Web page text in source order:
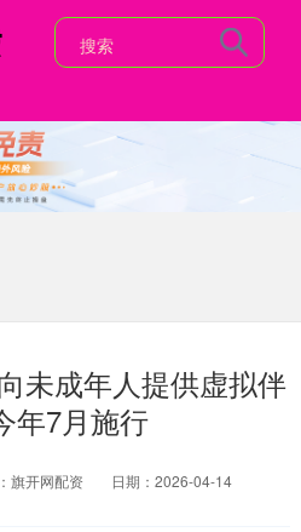
未成年人提供虚拟伴
年7月施行
旗开网配资
日期：2026-04-14